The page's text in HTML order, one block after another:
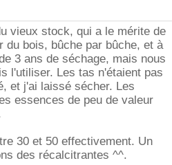
vieux stock, qui a le mérite de
du bois, bûche par bûche, et à
3 ans de séchage, mais nous
l'utiliser. Les tas n'étaient pas
et j'ai laissé sécher. Les
essences de peu de valeur
30 et 50 effectivement. Un
des récalcitrantes ^^.